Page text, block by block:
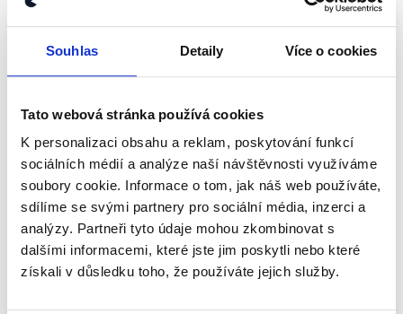
Souhlas Detaily Více o cookies
Tato webová stránka používá cookies
K personalizaci obsahu a reklam, poskytování funkcí
sociálních médií a analýze naší návštěvnosti využíváme
soubory cookie. Informace o tom, jak náš web používáte,
sdílíme se svými partnery pro sociální média, inzerci a
analýzy. Partneři tyto údaje mohou zkombinovat s
dalšími informacemi, které jste jim poskytli nebo které
získali v důsledku toho, že používáte jejich služby.
shrnutí nejzajímavějších článků a analýz.
Začněte nás odebírat, a mějte tak
přehled o tom, jaké dezinformace a
nepravdy se zrovna v Česku šíří.
Newsletter WhatsApp
Sociální sítě